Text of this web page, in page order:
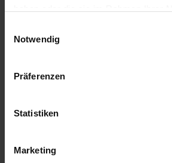
Notwendig
Präferenzen
Statistiken
Marketing